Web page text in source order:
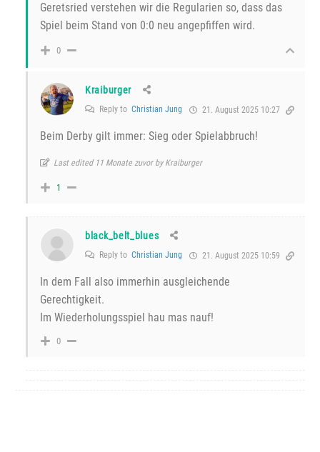
Geretsried verstehen wir die Regularien so, dass das
Spiel beim Stand von 0:0 neu angepfiffen wird.
0
Kraiburger
Reply to Christian Jung 21. August 2025 10:27
Beim Derby gilt immer: Sieg oder Spielabbruch!
Last edited 11 Monate zuvor by Kraiburger
1
black_belt_blues
Reply to Christian Jung 21. August 2025 10:59
In dem Fall also immerhin ausgleichende
Gerechtigkeit.
Im Wiederholungsspiel hau mas nauf!
0